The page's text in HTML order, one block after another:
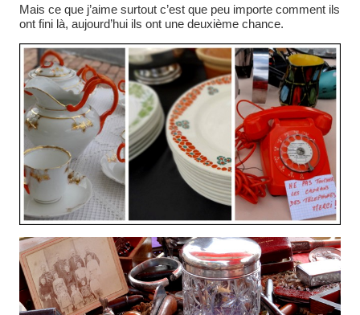
Mais ce que j’aime surtout c’est que peu importe comment ils
ont fini là, aujourd’hui ils ont une deuxième chance.